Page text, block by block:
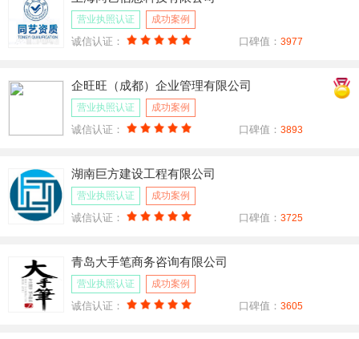
营业执照认证 成功案例
诚信认证： 口碑值：3977
企旺旺（成都）企业管理有限公司
营业执照认证 成功案例
诚信认证： 口碑值：3893
湖南巨方建设工程有限公司
营业执照认证 成功案例
诚信认证： 口碑值：3725
青岛大手笔商务咨询有限公司
营业执照认证 成功案例
诚信认证： 口碑值：3605